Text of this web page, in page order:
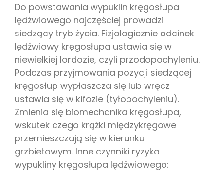
Do powstawania wypuklin kręgosłupa
lędźwiowego najczęściej prowadzi
siedzący tryb życia. Fizjologicznie odcinek
lędźwiowy kręgosłupa ustawia się w
niewielkiej lordozie, czyli przodopochyleniu.
Podczas przyjmowania pozycji siedzącej
kręgosłup wypłaszcza się lub wręcz
ustawia się w kifozie (tyłopochyleniu).
Zmienia się biomechanika kręgosłupa,
wskutek czego krążki międzykręgowe
przemieszczają się w kierunku
grzbietowym. Inne czynniki ryzyka
wypukliny kręgosłupa lędźwiowego: